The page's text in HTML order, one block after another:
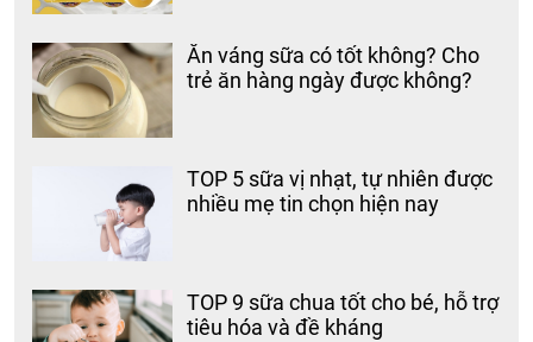
Ăn váng sữa có tốt không? Cho
trẻ ăn hàng ngày được không?
TOP 5 sữa vị nhạt, tự nhiên được
nhiều mẹ tin chọn hiện nay
TOP 9 sữa chua tốt cho bé, hỗ trợ
tiêu hóa và đề kháng